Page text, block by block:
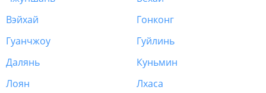
Вэйхай
Гонконг
Гуанчжоу
Гуйлинь
Далянь
Куньмин
Лоян
Лхаса